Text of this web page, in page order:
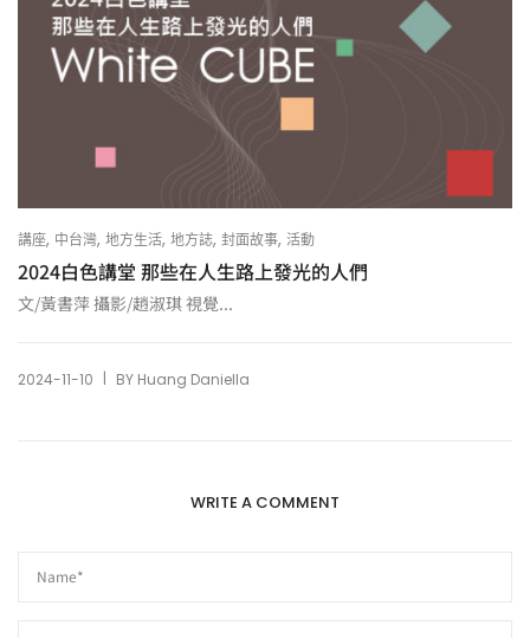
講座, 中台灣, 地方生活, 地方誌, 封面故事, 活動
2024白色講堂 那些在人生路上發光的人們
文/黃書萍 攝影/趙淑琪 視覺...
2024-11-10 | BY Huang Daniella
WRITE A COMMENT